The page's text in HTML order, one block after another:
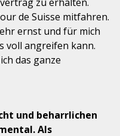
de Suisse mitfahren.
ernst und für mich
voll angreifen kann.
das ganze
und beharrlichen
Als